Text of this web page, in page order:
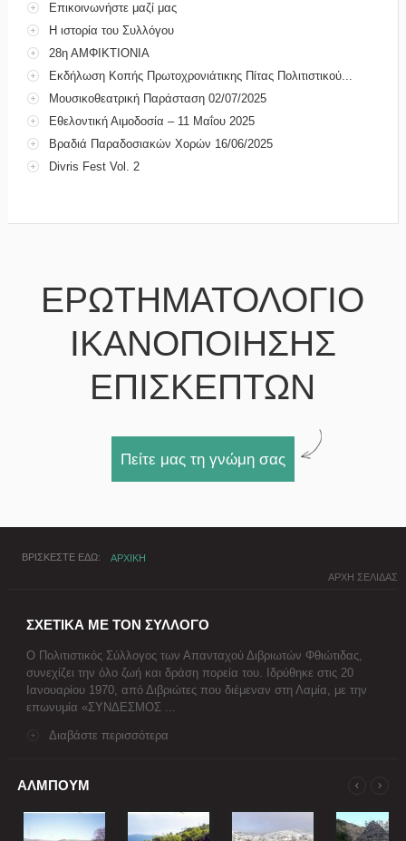
Επικοινωνήστε μαζί μας
Η ιστορία του Συλλόγου
28η ΑΜΦΙΚΤΙΟΝΙΑ
Εκδήλωση Κοπής Πρωτοχρονιάτικης Πίτας Πολιτιστικού...
Μουσικοθεατρική Παράσταση 02/07/2025
Εθελοντική Αιμοδοσία – 11 Μαΐου 2025
Βραδιά Παραδοσιακών Χορών 16/06/2025
Divris Fest Vol. 2
ΕΡΩΤΗΜΑΤΟΛΟΓΙΟ
ΙΚΑΝΟΠΟΙΗΣΗΣ
ΕΠΙΣΚΕΠΤΩΝ
Πείτε μας τη γνώμη σας
ΒΡΙΣΚΕΣΤΕ ΕΔΩ
ΑΡΧΙΚΗ
ΑΡΧΗ ΣΕΛΙΔΑΣ
ΣΧΕΤΙΚΑ ΜΕ ΤΟΝ ΣΥΛΛΟΓΟ
Ο Πολιτιστικός Σύλλογος των Απανταχού Διβριωτών Φθιώτιδας,
συνεχίζει την όλο ζωή και δράση πορεία του. Ιδρύθηκε στις 20
Ιανουαρίου 1970, από Διβριώτες που διέμεναν στη Λαμία, με την
επωνυμία «ΣΥΝΔΕΣΜΟΣ ...
Διαβάστε περισσότερα
ΑΛΜΠΟΥΜ